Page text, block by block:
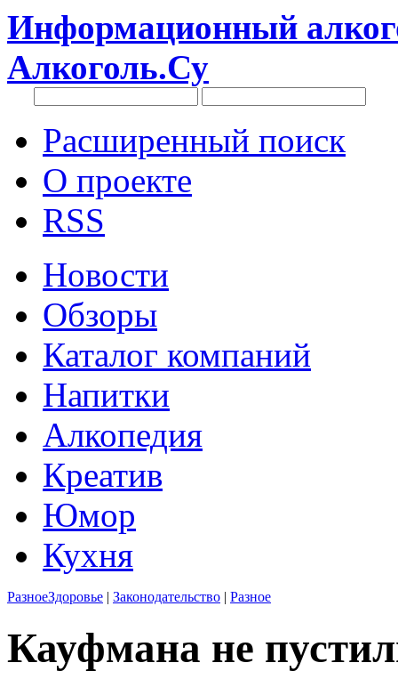
Информационный
Алкоголь.Су
Расширенный поиск
О проекте
RSS
Новости
Обзоры
Каталог компаний
Напитки
Алкопедия
Креатив
Юмор
Кухня
РазноеЗдоровье | Законодательство | Разное
Кауфмана не